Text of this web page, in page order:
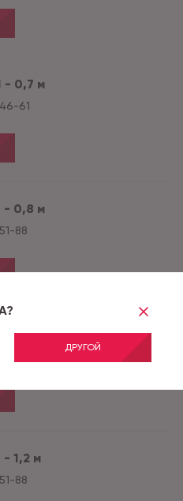
ДРУГОЙ
- 0,7 м
61
- 0,8 м
88
- 1,0 м
88
- 1,2 м
88